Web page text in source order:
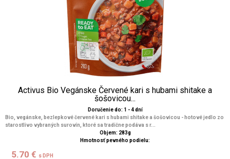
Activus Bio Vegánske Červené kari s hubami shitake a
šošovicou...
Doručenie do: 1 - 4 dní
Bio, vegánske, bezlepkové červené kari s hubami shitake a šošovicou - hotové jedlo zo
starostlivo vybraných surovín, ktoré sa tradične podáva s r...
Objem: 283g
Hmotnosť pevného podielu:
5.70 € s DPH